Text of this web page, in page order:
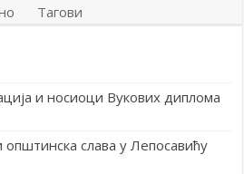
Тагови
и носиоци Вукових диплома
слава у Лепосавићу